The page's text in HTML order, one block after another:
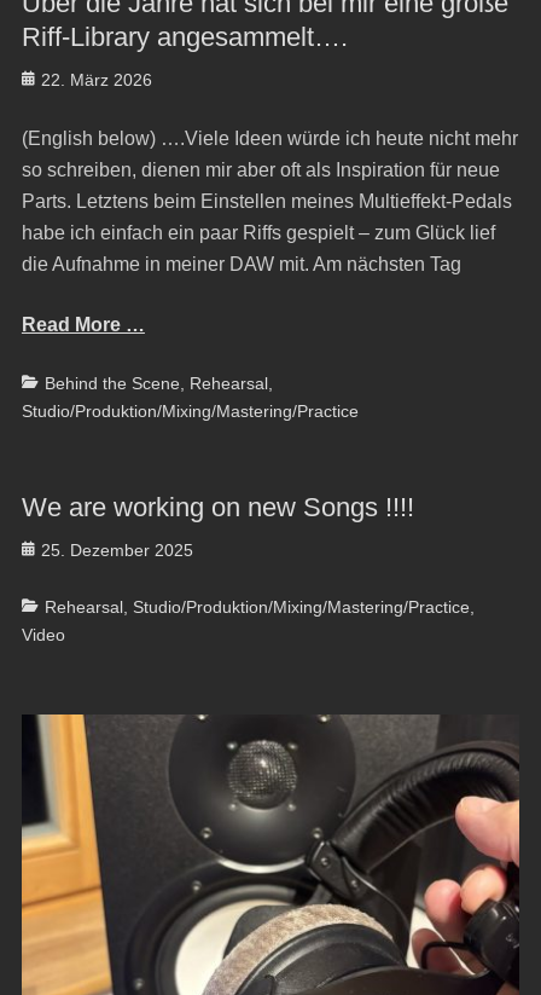
Riff-Library angesammelt….
Posted
22. März 2026
(English below) ….Viele Ideen würde ich heute nicht mehr
so schreiben, dienen mir aber oft als Inspiration für neue
Parts. Letztens beim Einstellen meines Multieffekt-Pedals
habe ich einfach ein paar Riffs gespielt – zum Glück lief
die Aufnahme in meiner DAW mit. Am nächsten Tag
Read More …
Categories
Behind the Scene, Rehearsal,
Studio/Produktion/Mixing/Mastering/Practice
We are working on new Songs !!!!
Posted
25. Dezember 2025
Categories
Rehearsal, Studio/Produktion/Mixing/Mastering/Practice,
Video